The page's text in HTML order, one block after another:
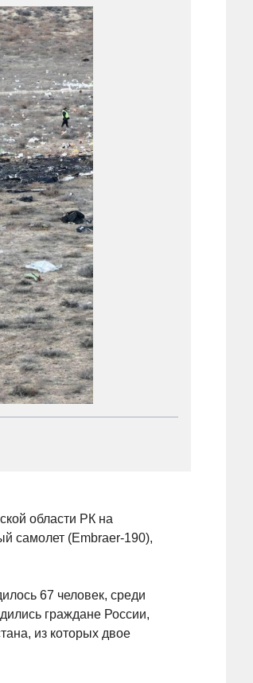
области РК на
самолет (Embraer-190),
67 человек, среди
граждане России,
из которых двое